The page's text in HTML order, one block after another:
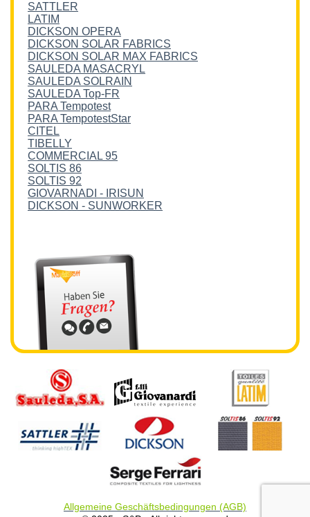
SATTLER
LATIM
DICKSON OPERA
DICKSON SOLAR FABRICS
DICKSON SOLAR MAX FABRICS
SAULEDA MASACRYL
SAULEDA SOLRAIN
SAULEDA Top-FR
PARA Tempotest
PARA TempotestStar
CITEL
TIBELLY
COMMERCIAL 95
SOLTIS 86
SOLTIS 92
GIOVARNADI - IRISUN
DICKSON - SUNWORKER
Allgemeine Geschäftsbedingungen (AGB)